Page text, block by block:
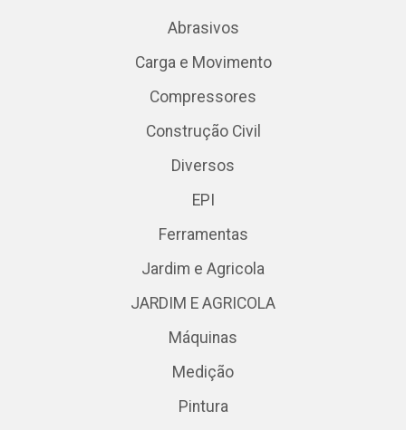
Abrasivos
Carga e Movimento
Compressores
Construção Civil
Diversos
EPI
Ferramentas
Jardim e Agricola
JARDIM E AGRICOLA
Máquinas
Medição
Pintura